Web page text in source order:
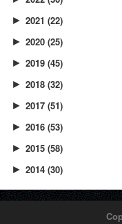
► 2021 (22)
► 2020 (25)
► 2019 (45)
► 2018 (32)
► 2017 (51)
► 2016 (53)
► 2015 (58)
► 2014 (30)